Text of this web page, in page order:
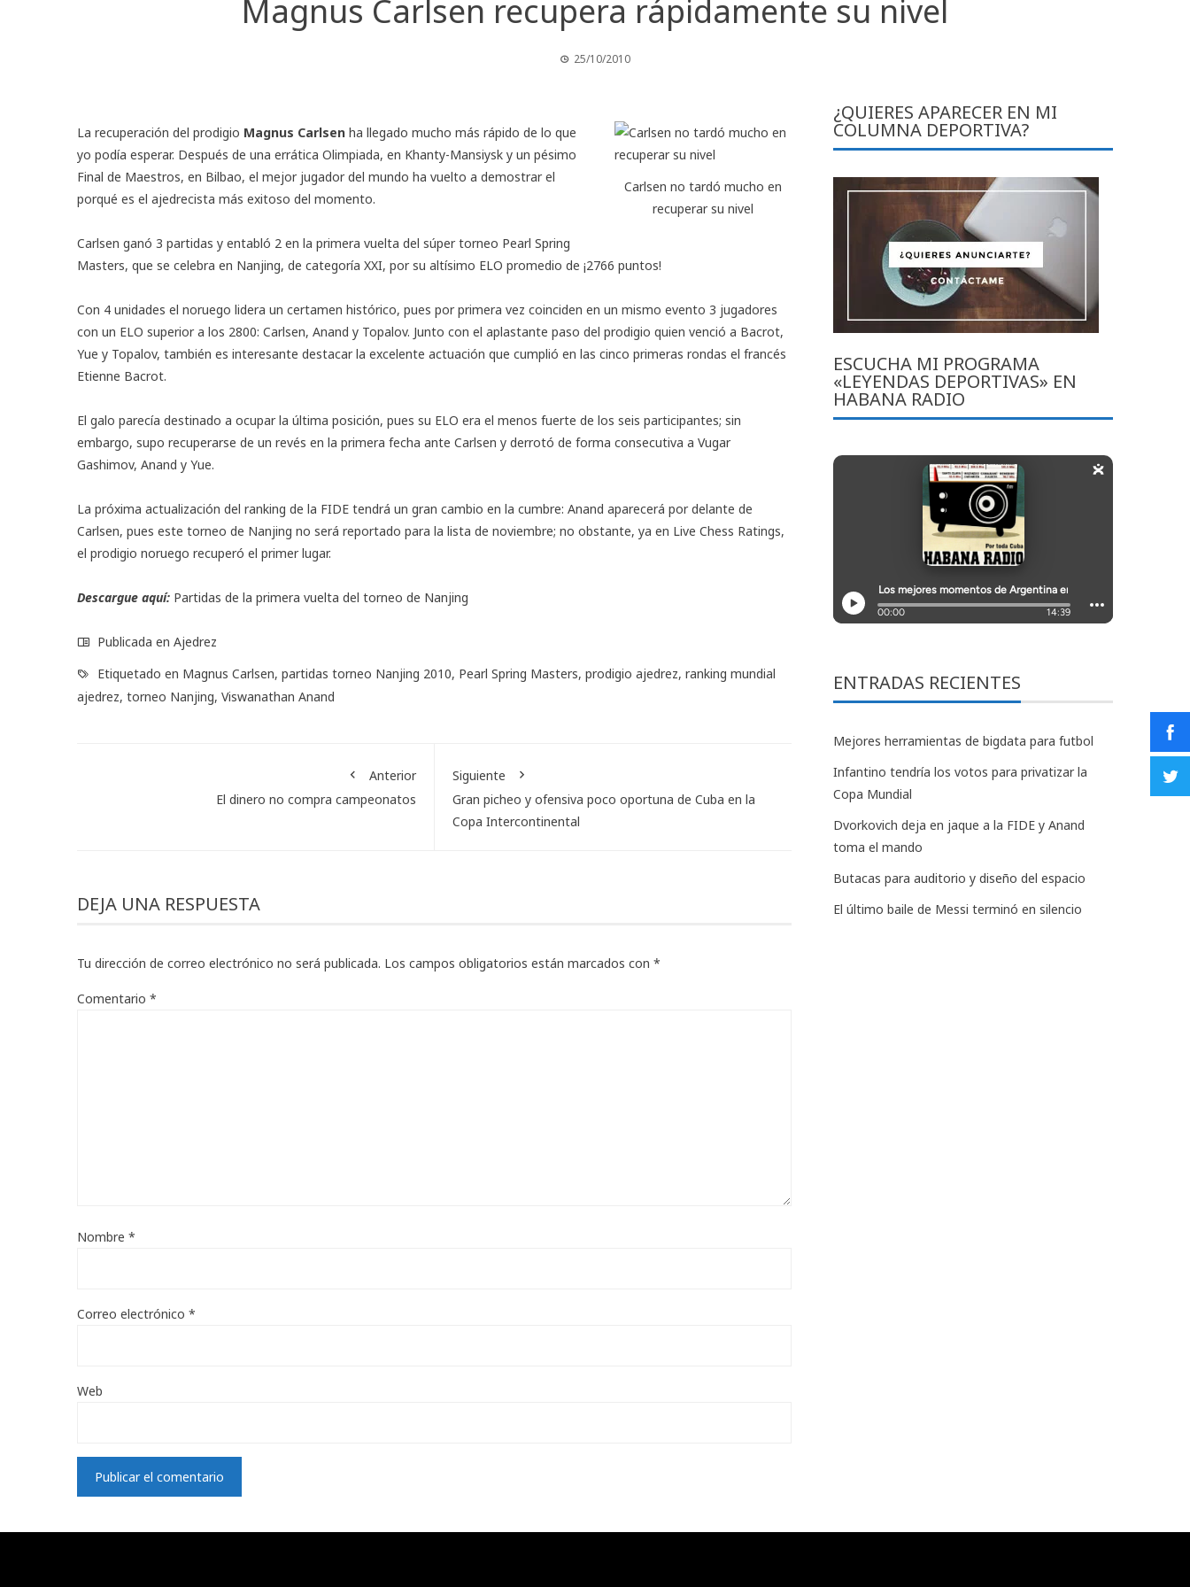
Magnus Carlsen recupera rápidamente su nivel
25/10/2010
Carlsen no tardó mucho en
recuperar su nivel
La recuperación del prodigio Magnus Carlsen ha llegado mucho más rápido de lo que
yo podía esperar. Después de una errática Olimpiada, en Khanty-Mansiysk y un pésimo
Final de Maestros, en Bilbao, el mejor jugador del mundo ha vuelto a demostrar el
porqué es el ajedrecista más exitoso del momento.
Carlsen ganó 3 partidas y entabló 2 en la primera vuelta del súper torneo Pearl Spring
Masters, que se celebra en Nanjing, de categoría XXI, por su altísimo ELO promedio de ¡2766 puntos!
Con 4 unidades el noruego lidera un certamen histórico, pues por primera vez coinciden en un mismo evento 3 jugadores
con un ELO superior a los 2800: Carlsen, Anand y Topalov. Junto con el aplastante paso del prodigio quien venció a Bacrot,
Yue y Topalov, también es interesante destacar la excelente actuación que cumplió en las cinco primeras rondas el francés
Etienne Bacrot.
El galo parecía destinado a ocupar la última posición, pues su ELO era el menos fuerte de los seis participantes; sin
embargo, supo recuperarse de un revés en la primera fecha ante Carlsen y derrotó de forma consecutiva a Vugar
Gashimov, Anand y Yue.
La próxima actualización del ranking de la FIDE tendrá un gran cambio en la cumbre: Anand aparecerá por delante de
Carlsen, pues este torneo de Nanjing no será reportado para la lista de noviembre; no obstante, ya en Live Chess Ratings,
el prodigio noruego recuperó el primer lugar.
Descargue aquí: Partidas de la primera vuelta del torneo de Nanjing
Publicada en Ajedrez
Etiquetado en Magnus Carlsen, partidas torneo Nanjing 2010, Pearl Spring Masters, prodigio ajedrez, ranking mundial
ajedrez, torneo Nanjing, Viswanathan Anand
Anterior
El dinero no compra campeonatos
Siguiente
Gran picheo y ofensiva poco oportuna de Cuba en la
Copa Intercontinental
DEJA UNA RESPUESTA
Tu dirección de correo electrónico no será publicada. Los campos obligatorios están marcados con *
Comentario *
Nombre *
Correo electrónico *
Web
¿QUIERES APARECER EN MI
COLUMNA DEPORTIVA?
ESCUCHA MI PROGRAMA
«LEYENDAS DEPORTIVAS» EN
HABANA RADIO
ENTRADAS RECIENTES
Mejores herramientas de bigdata para futbol
Infantino tendría los votos para privatizar la
Copa Mundial
Dvorkovich deja en jaque a la FIDE y Anand
toma el mando
Butacas para auditorio y diseño del espacio
El último baile de Messi terminó en silencio